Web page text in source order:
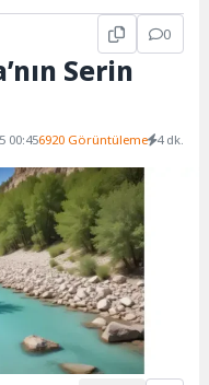
0
Serin
00:456920 Görüntüleme 4 dk.